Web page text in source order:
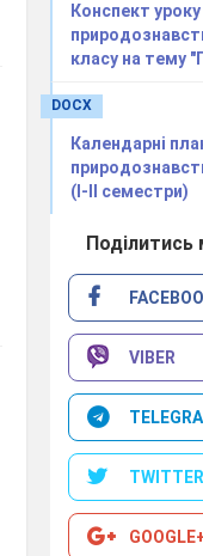
Конспект уроку
класу на тему
DOCX
Календарні
(І-ІІ семестри)
Поділитись
VIBER
TWITTER